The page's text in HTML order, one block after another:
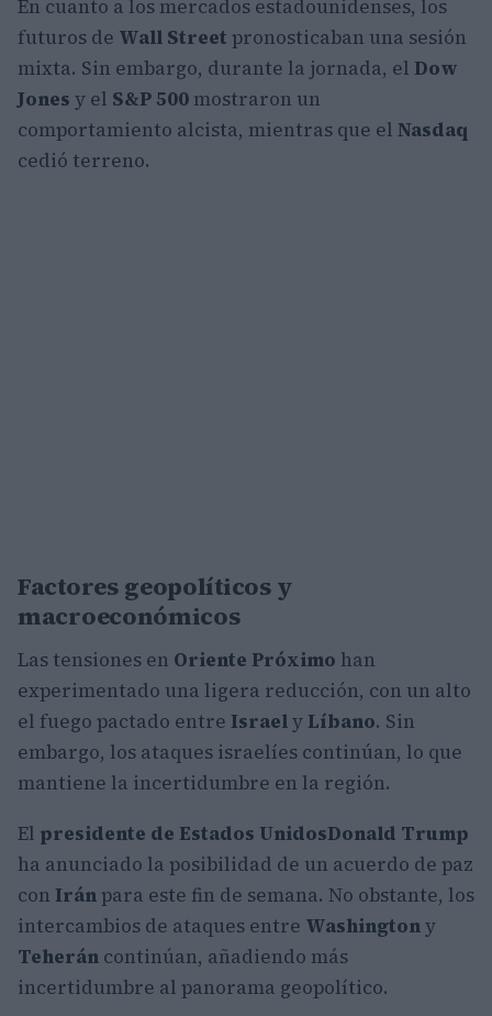
En cuanto a los mercados estadounidenses, los
futuros de Wall Street pronosticaban una sesión
mixta. Sin embargo, durante la jornada, el Dow
Jones y el S&P 500 mostraron un
comportamiento alcista, mientras que el Nasdaq
cedió terreno.
Factores geopolíticos y
macroeconómicos
Las tensiones en Oriente Próximo han
experimentado una ligera reducción, con un alto
el fuego pactado entre Israely Líbano. Sin
embargo, los ataques israelíes continúan, lo que
mantiene la incertidumbre en la región.
El presidente de Estados UnidosDonald Trump
ha anunciado la posibilidad de un acuerdo de paz
con Iránpara este fin de semana. No obstante, los
intercambios de ataques entre Washingtony
Teherán continúan, añadiendo más
incertidumbre al panorama geopolítico.